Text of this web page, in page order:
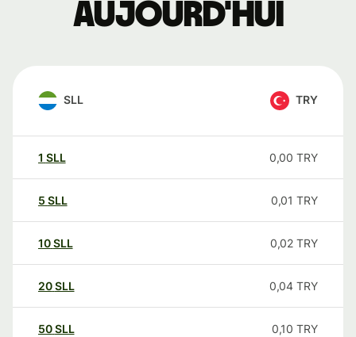
aujourd'hui
SLL TRY
1 SLL 0,00 TRY
5 SLL 0,01 TRY
10SLL 0,02 TRY
20SLL 0,04 TRY
50SLL 0,10 TRY